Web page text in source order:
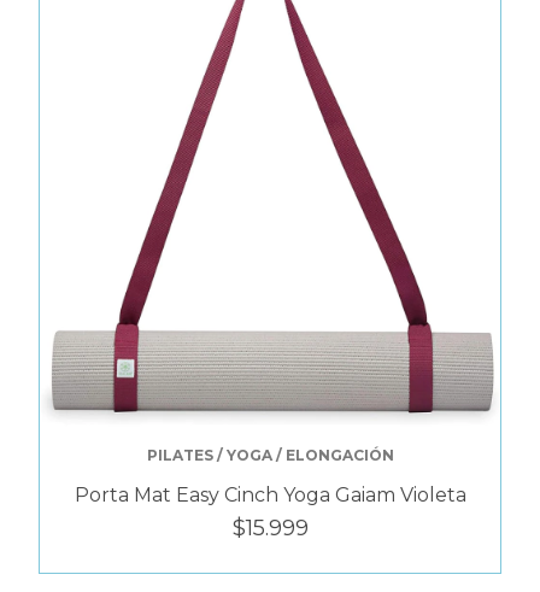
PILATES / YOGA / ELONGACIÓN
Porta Mat Easy Cinch Yoga Gaiam Violeta
$15.999